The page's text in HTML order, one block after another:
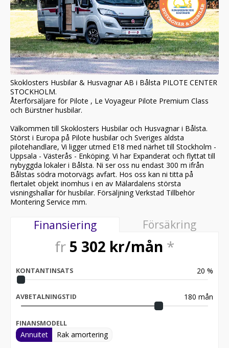
Skoklosters Husbilar & Husvagnar AB i Bålsta PILOTE CENTER
STOCKHOLM.
Återförsäljare för Pilote , Le Voyageur Pilote Premium Class
och Bürstner husbilar.
Välkommen till Skoklosters Husbilar och Husvagnar i Bålsta.
Störst i Europa på Pilote husbilar och Sveriges äldsta
pilotehandlare, Vi ligger utmed E18 med närhet till Stockholm -
Uppsala - Västerås - Enköping. Vi har Expanderat och flyttat till
nybyggda lokaler i Bålsta. Ni ser oss nu endast 300 m ifrån
Bålstas södra motorvägs avfart. Hos oss kan ni titta på
flertalet objekt inomhus i en av Mälardalens största
visningshallar för husbilar. Försäljning Verkstad Tillbehör
Montering Service mm.
Finansiering Försäkring
fr 5 302 kr/mån *
KONTANTINSATS 20 %
AVBETALNINGSTID 180 mån
FINANSMODELL
Annuitet Rak amortering